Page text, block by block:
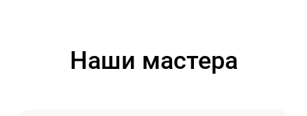
Наши мастера